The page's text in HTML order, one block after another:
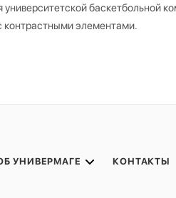
баскетбольной
элементами.
УНИВЕРМАГЕ КОНТАКТЫ